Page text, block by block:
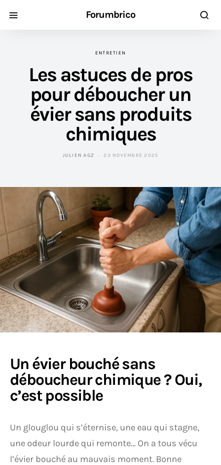
Forumbrico
ENTRETIEN
Les astuces de pros
pour déboucher un
évier sans produits
chimiques
JULIEN AGZ 23 NOVEMBRE 2025
Un évier bouché sans
déboucheur chimique ? Oui,
c’est possible
Un glouglou qui s’éternise, une eau qui stagne,
une odeur lourde qui remonte… On a tous vécu
l’évier bouché au mauvais moment. Bonne